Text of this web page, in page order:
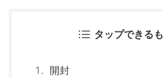
タップできる
開封